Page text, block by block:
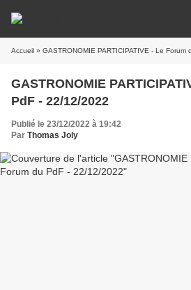
Accueil » GASTRONOMIE PARTICIPATIVE - Le Forum
GASTRONOMIE
PdF - 22/12/2022
Publié le 23/12/2022 à 19:42
Par Thomas Joly